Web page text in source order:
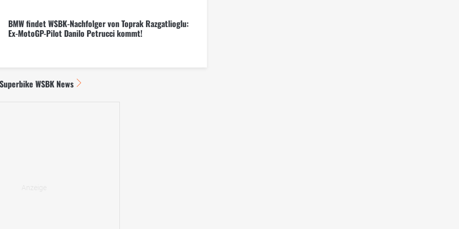
BMW findet WSBK-Nachfolger von Toprak Razgatlioglu:
Ex-MotoGP-Pilot Danilo Petrucci kommt!
WSBK News